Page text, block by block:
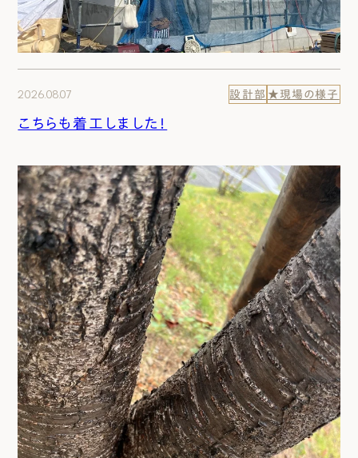
2026.08.07 設計部 ★現場の様子
こちらも着工しました！